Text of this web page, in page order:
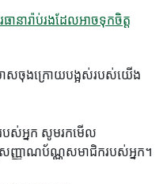
នារ៉ាប់រងដែលអាចទុកចិត្ត
មាស​ចុងក្រោយ​បង្អស់​របស់​យើង
បស់អ្នក សូមរកមើល
សញ្ញាណប័ណ្ណសមាជិករបស់អ្នក។